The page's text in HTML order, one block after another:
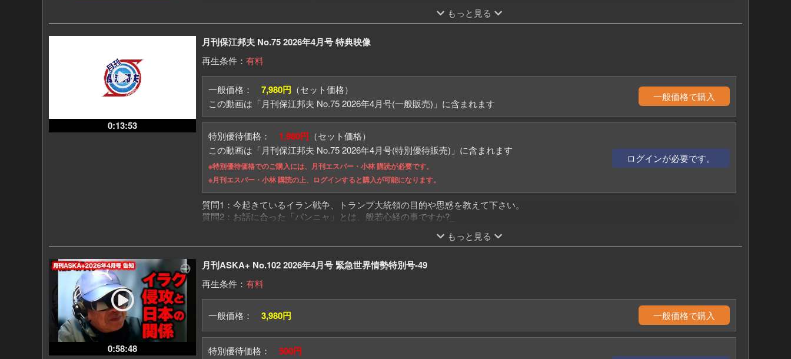
・今月のラッキーカラー
・今月のラッキーアイテム
もっと見る
0:13:53
月刊保江邦夫 No.75 2026年4月号 特典映像
再生条件： 有料
一般価格： 7,980円 （セット価格）
この動画は「月刊保江邦夫 No.75 2026年4月号(一般販売)」に含まれます
一般価格で購入
特別優待価格： 1,980円 （セット価格）
この動画は「月刊保江邦夫 No.75 2026年4月号(特別優待販売)」に含まれます
※特別優待価格でのご購入には、月刊エスパー・小林 購読が必要です。
※月刊エスパー・小林 購読の上、ログインすると購入が可能になります。
ログインが必要です。
質問1：今起きているイラン戦争、トランプ大統領の目的や思惑を教えて下さい。
質問2：お話に合った「パンニャ」とは、般若心経の事ですか?_
質問4：保江先生の語られている生き方を実践すると「変な人」と思われがちです。どうすれば良いですか?
質問6：ジャケットのバッジ、片方はどうされましたか?
もっと見る
0:58:48
月刊ASKA+ No.102 2026年4月号 緊急世界情勢特別号-49
再生条件： 有料
一般価格： 3,980円 一般価格で購入
特別優待価格： 500円